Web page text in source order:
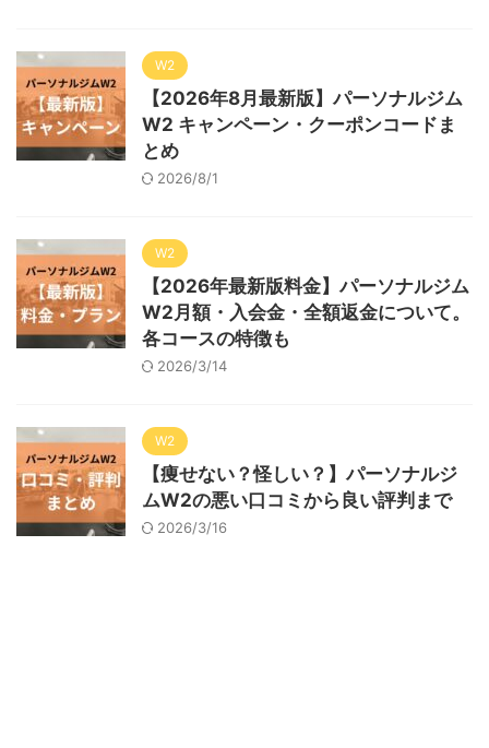
W2
【2026年8月最新版】パーソナルジム
W2 キャンペーン・クーポンコードま
とめ
2026/8/1
W2
【2026年最新版料金】パーソナルジム
W2月額・入会金・全額返金について。
各コースの特徴も
2026/3/14
W2
【痩せない？怪しい？】パーソナルジ
ムW2の悪い口コミから良い評判まで
2026/3/16